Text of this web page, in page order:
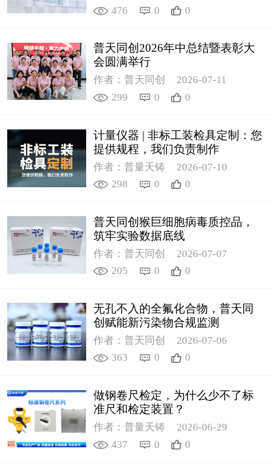
476
0 0
普天同创2026年中总结暨表彰大
会圆满举行
作者：普天同创
2026-07-11
299
0 0
计量仪器 | 非标工装检具定制：您
提供规程，我们负责制作
作者：普量天铸
2026-07-10
298
0 0
普天同创猴巨细胞病毒质控品，
筑牢实验数据底线
作者：普天同创
2026-07-07
205
0 0
无孔不入的全氟化合物，普天同
创赋能新污染物合规监测
作者：普天同创
2026-07-06
363
0 0
做钢卷尺检定，为什么少不了标
准尺和检定装置？
作者：普量天铸
2026-06-29
437
0 0